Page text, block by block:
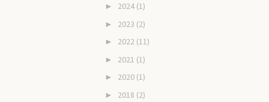
► 2024 (1)
► 2023 (2)
► 2022 (11)
► 2021 (1)
► 2020 (1)
► 2018 (2)